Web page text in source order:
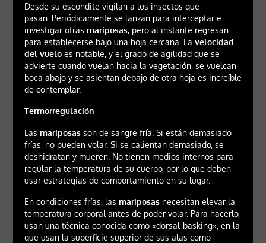
Desde su escondite vigilan a los insectos que
pasan. Periódicamente se lanzan para interceptar e
investigar otras mariposas, pero al instante regresan
para establecerse bajo una hoja cercana. La velocidad
del vueloes notable, y el grado de agilidad que se
advierte cuando vuelan hacia la vegetación, se vuelcan
boca abajo y se asientan debajo de otra hoja es increíble
de contemplar.
Termorregulación
Las mariposasson de sangre fría. Si están demasiado
frías, no pueden volar. Si se calientan demasiado, se
deshidratan y mueren. No tienen medios internos para
regular la temperatura de su cuerpo, por lo que deben
usar estrategias de comportamiento en su lugar.
En condiciones frías, las mariposasnecesitan elevar la
temperatura corporal antes de poder volar. Para hacerlo,
usan una técnica conocida como «dorsal-basking», en la
que usan la superficie superior de sus alas como